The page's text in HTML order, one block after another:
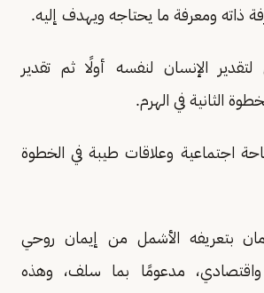
ذاته ومعرفة ما يحتاجه ويهدف إليه.
الإنسان لنفسه أولًا ثم تقدير
الثانية في الهرم.
اجتماعية وعلاقات طيبة في الخطوة
بتعريفه الأشمل من إيمان روحي
مدعومًا بما سلف، وهذه